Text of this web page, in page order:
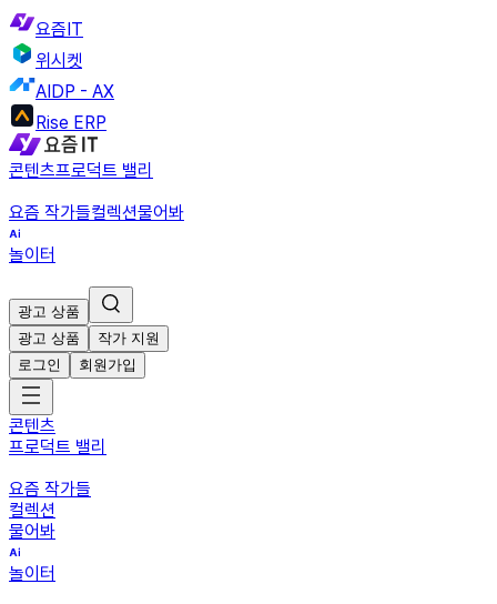
요즘IT
위시켓
AIDP - AX
Rise ERP
콘텐츠프로덕트 밸리
요즘 작가들컬렉션물어봐
놀이터
광고 상품
광고 상품
작가 지원
로그인
회원가입
콘텐츠
프로덕트 밸리
요즘 작가들
컬렉션
물어봐
놀이터